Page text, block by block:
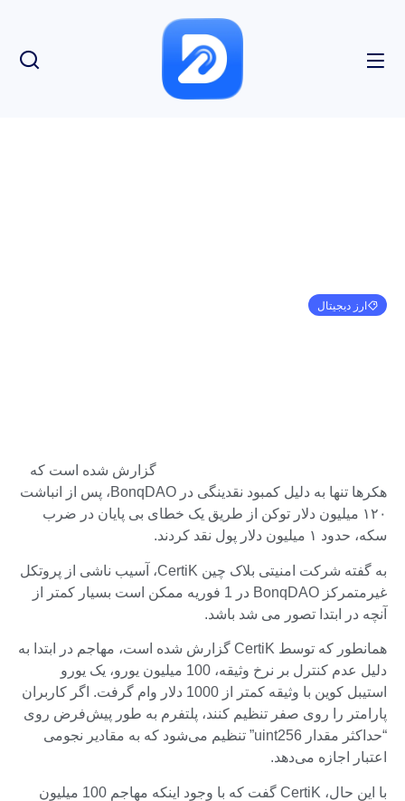
ارز دیجیتال
گزارش شده است که
هکرها تنها به دلیل کمبود نقدینگی در BonqDAO، پس از انباشت
۱۲۰ میلیون دلار توکن از طریق یک خطای بی پایان در ضرب
سکه، حدود ۱ میلیون دلار پول نقد کردند.
به گفته شرکت امنیتی بلاک چین CertiK، آسیب ناشی از پروتکل
غیرمتمرکز BonqDAO در 1 فوریه ممکن است بسیار کمتر از
آنچه در ابتدا تصور می شد باشد.
همانطور که توسط CertiK گزارش شده است، مهاجم در ابتدا به
دلیل عدم کنترل بر نرخ وثیقه، 100 میلیون یورو، یک یورو
استیبل کوین با وثیقه کمتر از 1000 دلار وام گرفت. اگر کاربران
پارامتر را روی صفر تنظیم کنند، پلتفرم به طور پیش‌فرض روی
“حداکثر مقدار uint256” تنظیم می‌شود که به مقادیر نجومی
اعتبار اجازه می‌دهد.
با این حال، CertiK گفت که با وجود اینکه مهاجم 100 میلیون